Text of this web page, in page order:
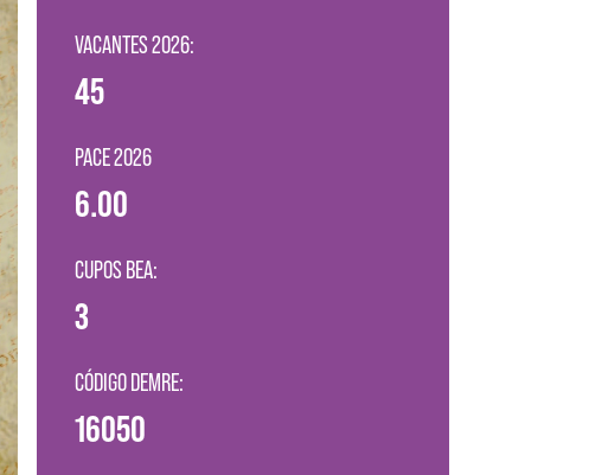
VACANTES 2026:
45
PACE 2026
6.00
CUPOS BEA:
3
CÓDIGO DEMRE:
16050